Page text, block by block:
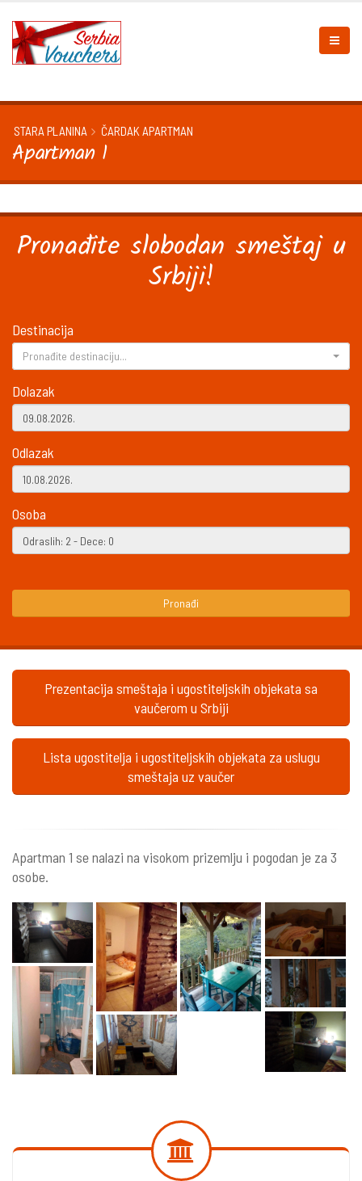
STARA PLANINA ČARDAK APARTMAN
Apartman 1
Pronađite slobodan smeštaj u
Srbiji!
Destinacija
Pronađite destinaciju...
Dolazak
Odlazak
Osoba
Pronađi
Prezentacija smeštaja i ugostiteljskih objekata sa
vaučerom u Srbiji
Lista ugostitelja i ugostiteljskih objekata za uslugu
smeštaja uz vaučer
Apartman 1 se nalazi na visokom prizemlju i pogodan je za 3
osobe.